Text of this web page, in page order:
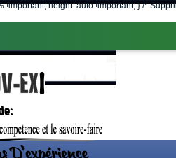
height: auto !important; } /*